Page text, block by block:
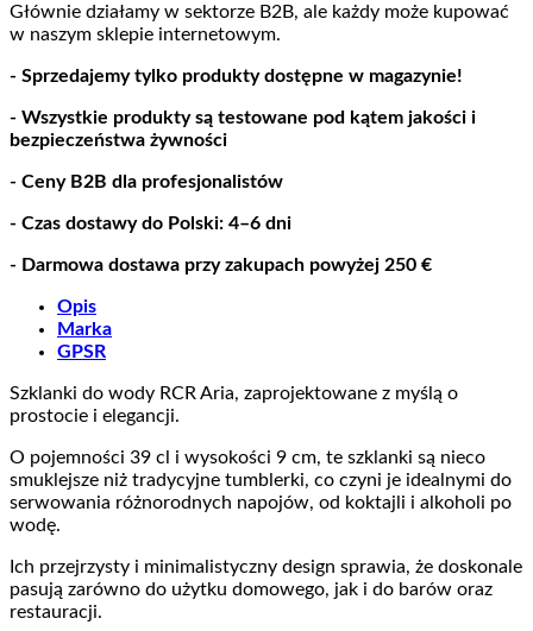
Głównie działamy w sektorze B2B, ale każdy może kupować
w naszym sklepie internetowym.
- Sprzedajemy tylko produkty dostępne w magazynie!
- Wszystkie produkty są testowane pod kątem jakości i
bezpieczeństwa żywności
- Ceny B2B dla profesjonalistów
- Czas dostawy do Polski: 4–6 dni
- Darmowa dostawa przy zakupach powyżej 250 €
Opis
Marka
GPSR
Szklanki do wody RCR Aria, zaprojektowane z myślą o
prostocie i elegancji.
O pojemności 39 cl i wysokości 9 cm, te szklanki są nieco
smuklejsze niż tradycyjne tumblerki, co czyni je idealnymi do
serwowania różnorodnych napojów, od koktajli i alkoholi po
wodę.
Ich przejrzysty i minimalistyczny design sprawia, że doskonale
pasują zarówno do użytku domowego, jak i do barów oraz
restauracji.